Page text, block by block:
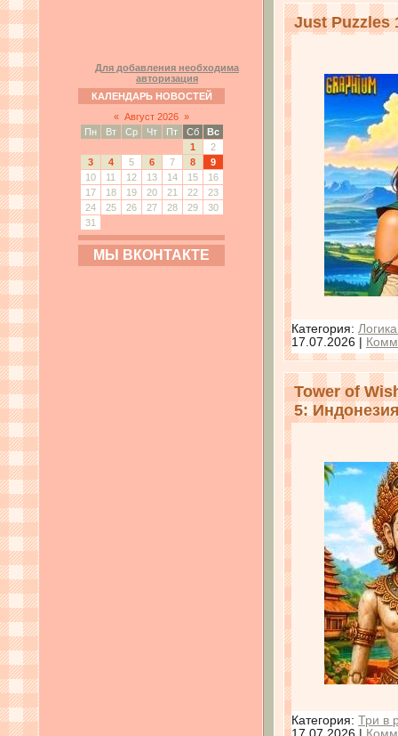
Для добавления необходима
авторизация
КАЛЕНДАРЬ НОВОСТЕЙ
« Август 2026 »
Пн
Вт Ср Чт Пт Сб
Вс
1
2
3
4 5 6 7 8
9
10
11 12 13 14 15
16
17
18 19 20 21 22
23
24
25 26 27 28 29
30
31
МЫ ВКОНТАКТЕ
Just Puzzles
Категория:
17.07.2026
Tower of
5:
Категория: Три в